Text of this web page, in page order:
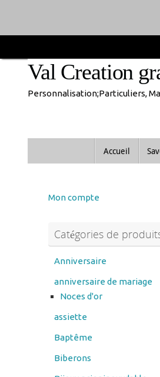
contenuVal Creation
Personnalisation;Particuliers,
Mon compte
Catégories de produits
anniversaire de mariage
Noces d'or
assiette
Baptême
Biberons
Bijoux acier inoxydable
Bonne Année